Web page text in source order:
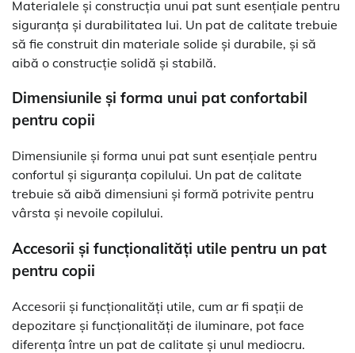
Materialele și construcția unui pat sunt esențiale pentru
siguranța și durabilitatea lui. Un pat de calitate trebuie
să fie construit din materiale solide și durabile, și să
aibă o construcție solidă și stabilă.
Dimensiunile și forma unui pat confortabil
pentru copii
Dimensiunile și forma unui pat sunt esențiale pentru
confortul și siguranța copilului. Un pat de calitate
trebuie să aibă dimensiuni și formă potrivite pentru
vârsta și nevoile copilului.
Accesorii și funcționalități utile pentru un pat
pentru copii
Accesorii și funcționalități utile, cum ar fi spații de
depozitare și funcționalități de iluminare, pot face
diferența între un pat de calitate și unul mediocru.